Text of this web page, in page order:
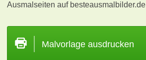
Ausmalseiten auf besteausmalbilder.de
Malvorlage ausdrucken